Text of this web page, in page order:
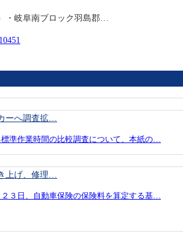
岐阜南ブロック羽島郡…
ーへ調査拡…
準作業時間の比較調査について、本紙の…
上げ、修理…
３日、自動車保険の保険料を算定する基…